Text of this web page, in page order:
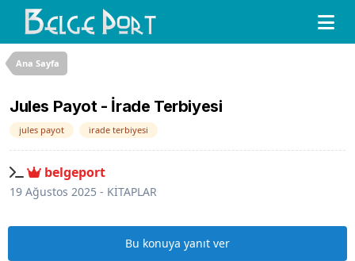
Ana Sayfa
Jules Payot - İrade Terbiyesi
jules payot i̇rade terbiyesi
belgeport
19 Ağustos 2025 - KİTAPLAR
Bu konuya yanıt ver